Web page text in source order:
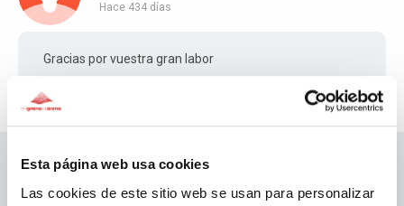
Esta página web usa cookies
Las cookies de este sitio web se usan para personalizar
Hace 434 días
Gracias por vuestra gran labor
Patrocinadores migranodearena